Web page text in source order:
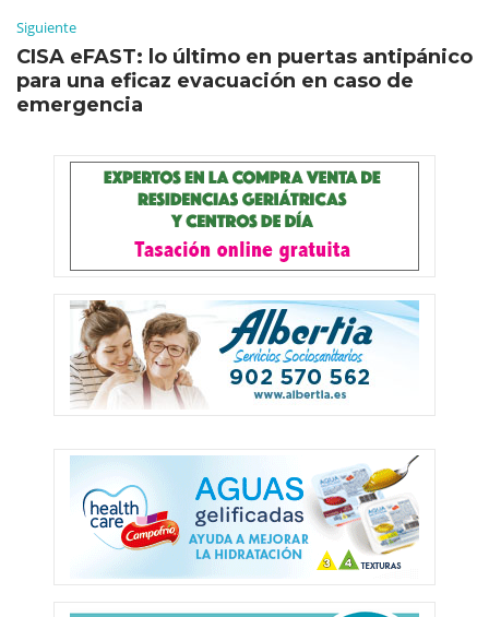
Siguiente
CISA eFAST: lo último en puertas antipánico
para una eficaz evacuación en caso de
emergencia